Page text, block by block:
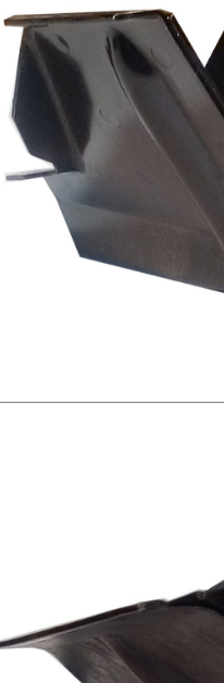
Maruti, Daewoo,
és egyéb karosszéria